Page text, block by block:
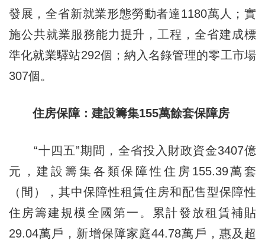
發展，全省新就業形態勞動者達1180萬人；實
施公共就業服務能力提升，工程，全省建成標
準化就業驛站292個；納入名錄管理的零工市場
307個。
住房保障：建設籌集155萬餘套保障房
“十四五”期間，全省投入財政資金3407億
元，建設籌集各類保障性住房155.39萬套
（間），其中保障性租賃住房和配售型保障性
住房籌建規模全國第一。累計發放租賃補貼
29.04萬戶，新增保障家庭44.78萬戶，惠及超